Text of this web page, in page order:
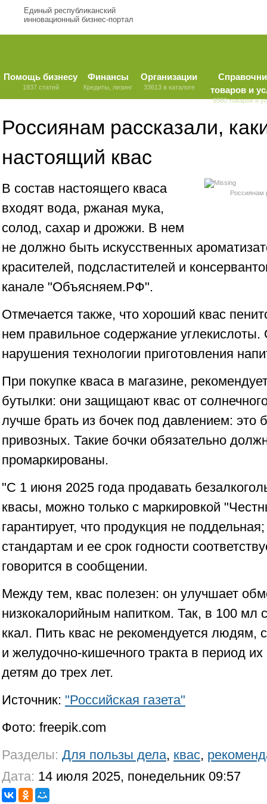
Единый республиканский
инновационный бизнес-портал
Помощь бизнесу
1837 статей
Финансы
Кредиты, лизинг
Организации
33613 в каталоге
товаров и
9580 товаров и
Россиянам рассказали,
настоящий квас
Россиянам
В состав настоящего кваса
входят вода, ржаная мука,
солод, сахар и дрожжи. В нем
не должно быть искусственных
красителей, подсластителей и
канале "Объясняем.РФ".
Отмечается также, что хороший квас
нем правильное содержание углекислоты.
нарушения технологии приготовления
При покупке кваса в магазине,
бутылки: они защищают квас от
лучше брать из бочек под давлением: это
привозных. Такие бочки обязательно
промаркированы.
"С 1 июня 2025 года продавать
квасы, можно только с маркировкой
гарантирует, что продукция не
стандартам и ее срок годности
говорится в сообщении.
Между тем, квас полезен: он улучшает
низкокалорийным напитком. Так, в 100 мл
ккал. Пить квас не рекомендуется людям,
и желудочно-кишечного тракта в период
детям до трех лет.
Источник: "Российская газета"
Фото: freepik.com
Разделы: Для пользы дела, квас,
Дата: 14 июля 2025, понедельник 09:57